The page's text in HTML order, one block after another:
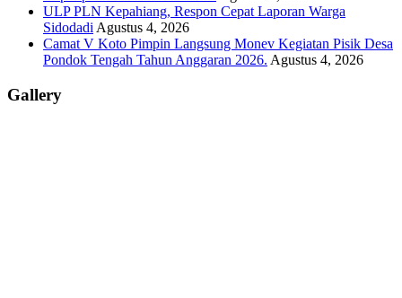
ULP PLN Kepahiang, Respon Cepat Laporan Warga
Sidodadi Agustus 4, 2026
Camat V Koto Pimpin Langsung Monev Kegiatan Pisik Desa
Pondok Tengah Tahun Anggaran 2026. Agustus 4, 2026
Gallery